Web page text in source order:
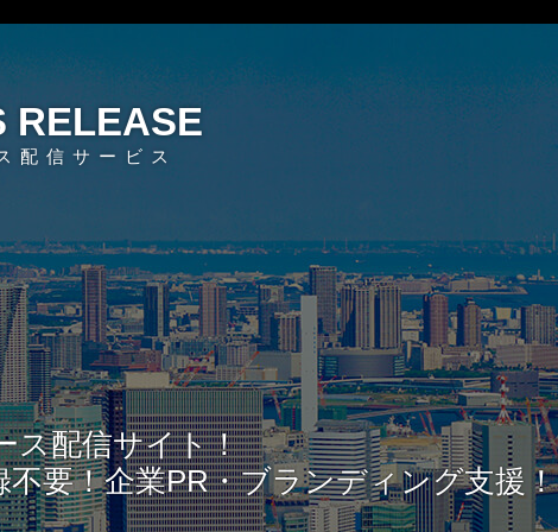
RELEASE
配信サービス
ス配信サイト！
不要！企業PR・ブランディング支援！